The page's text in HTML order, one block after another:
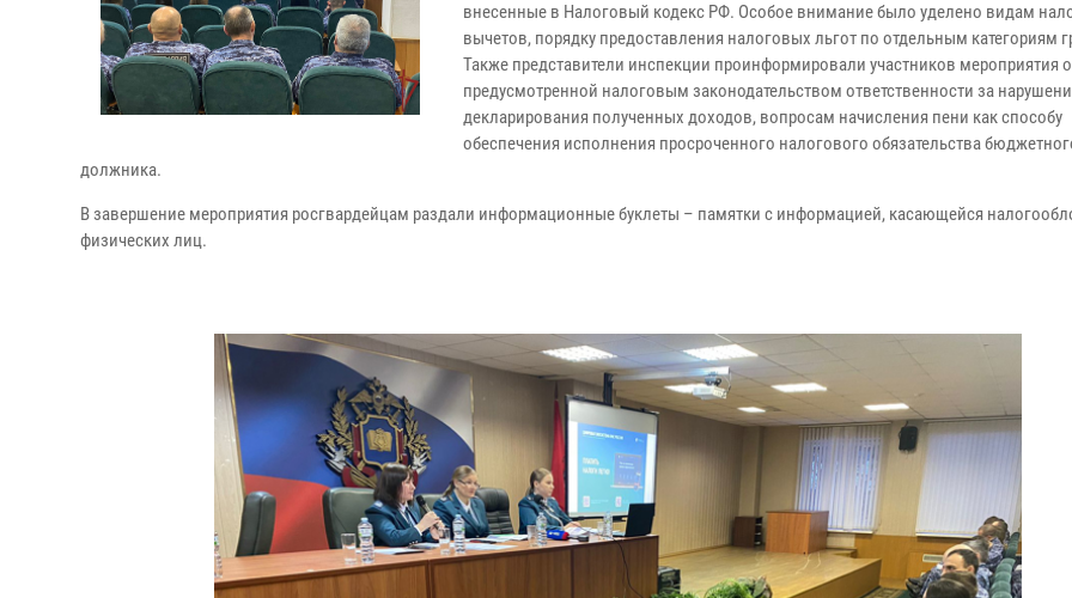
внесенные в Налоговый кодекс РФ. Особое внимание было уделено видам
вычетов, порядку предоставления налоговых льгот по отдельным категориям
Также представители инспекции проинформировали участников мероприятия о
предусмотренной налоговым законодательством ответственности за
декларирования полученных доходов, вопросам начисления пени как способу
обеспечения исполнения просроченного налогового обязательства
должника.
В завершение мероприятия росгвардейцам раздали информационные буклеты – памятки с информацией, касающейся
физических лиц.